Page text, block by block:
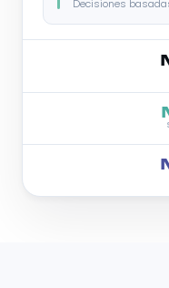
Decisiones